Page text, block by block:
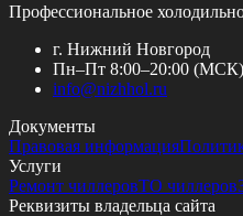
Профессиональное
г. Нижний Новгород
Пн–Пт 8:00–20:00 (МСК)
info@nizhhol.ru
Документы
Правовая информация
Услуги
Ремонт чиллеровТО чиллеров
Реквизиты владельца сайта